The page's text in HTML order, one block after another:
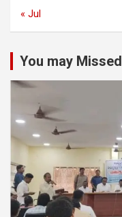
« Jul
You may Missed